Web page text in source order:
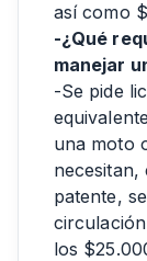
así como
-¿Qué
manejar
-Se pide
una moto
patente,
los